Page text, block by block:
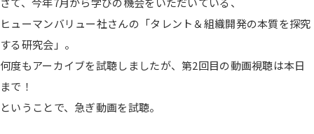
ヒューマンバリュー社さんの「タレント＆組織開発の本質を探究
する研究会」。
何度もアーカイブを試聴しましたが、第2回目の動画視聴は本日
まで！
ということで、急ぎ動画を試聴。